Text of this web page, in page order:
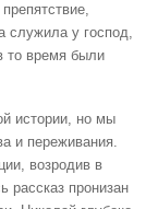
служила у господ,
то время были
истории, но мы
и переживания.
возродив в
рассказ пронизан